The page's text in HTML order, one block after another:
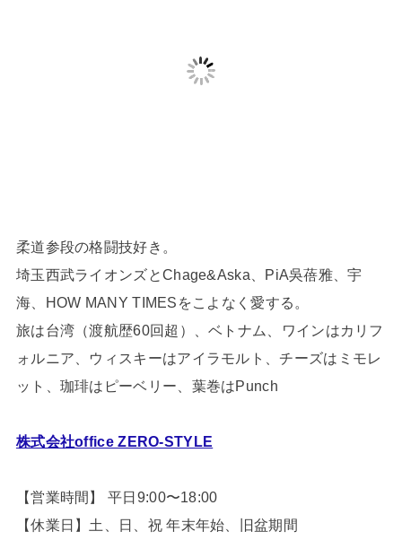
柔道参段の格闘技好き。
埼玉西武ライオンズとChage&Aska、PiA吳蓓雅、宇
海、HOW MANY TIMESをこよなく愛する。
旅は台湾（渡航歴60回超）、ベトナム、ワインはカリフ
ォルニア、ウィスキーはアイラモルト、チーズはミモレ
ット、珈琲はピーベリー、葉巻はPunch
株式会社office ZERO-STYLE
【営業時間】 平日9:00〜18:00
【休業日】土、日、祝 年末年始、旧盆期間